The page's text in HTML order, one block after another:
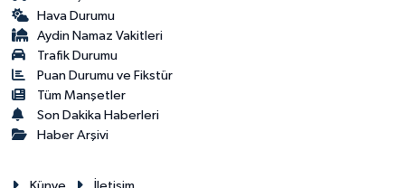
Hava Durumu
Aydin Namaz Vakitleri
Trafik Durumu
Puan Durumu ve Fikstür
Tüm Manşetler
Son Dakika Haberleri
Haber Arşivi